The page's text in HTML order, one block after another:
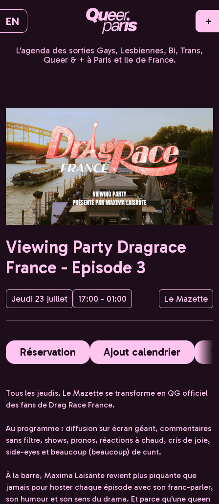
EN +
L'agenda des sorties Gays, Lesbiennes, Bi, Trans,
Queer & + à Paris et Ile de France.
Viewing Party Dragrace
France - Episode 3
Jeudi 23 juillet 17:00 - 01:00 Le Mazette
Réservation Ajout calendrier
Tous les jeudis, Le Mazette se transforme en QG officiel
des fans de Drag Race France.
Au programme : diffusion sur écran géant, commentaires
sans filtre, shows, pronos, réactions à chaud, cris de joie,
side-eyes et beaucoup (beaucoup) de cunt.
À la barre, Maxima Laisante revient plus piquante que
jamais pour hoster chaque épisode avec son franc-parler,
son humour et son sens du drama. Et parce qu'une queen